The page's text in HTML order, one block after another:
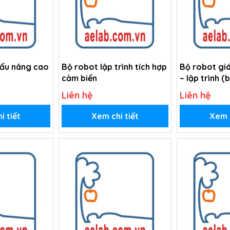
trình
độ phát triển của cây.
nâng cao
tiết
Bộ robot lập trình tích hợp
cảm biến
Liên hệ
Xem chi tiết
Bộ robot
– lập trình
Liên hệ